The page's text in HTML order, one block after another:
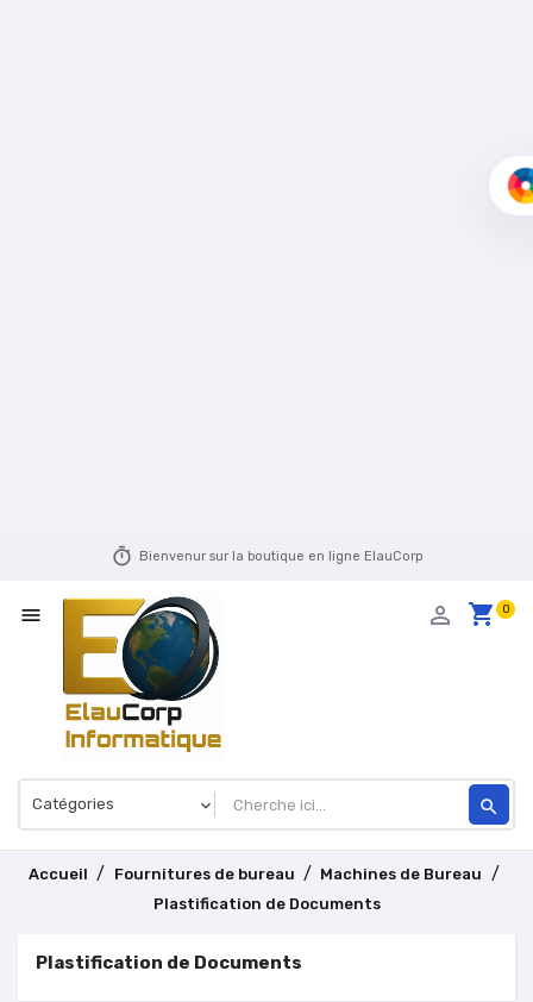
timer Bienvenur sur la boutique en ligne ElauCorp
 shopping_cart 0
person_outline
search
Accueil Fournitures de bureau
Machines de Bureau
Plastification de Documents
Plastification de Documents